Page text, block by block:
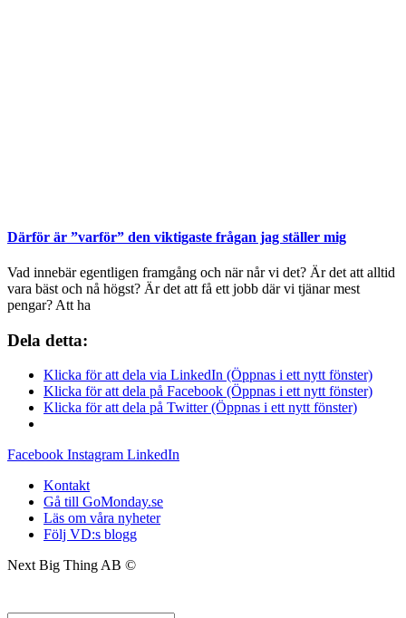
Därför är ”varför” den viktigaste frågan jag ställer mig
Vad innebär egentligen framgång och när når vi det? Är det att alltid
vara bäst och nå högst? Är det att få ett jobb där vi tjänar mest
pengar? Att ha
Dela detta:
Klicka för att dela via LinkedIn (Öppnas i ett nytt fönster)
Klicka för att dela på Facebook (Öppnas i ett nytt fönster)
Klicka för att dela på Twitter (Öppnas i ett nytt fönster)
Facebook Instagram LinkedIn
Kontakt
Gå till GoMonday.se
Läs om våra nyheter
Följ VD:s blogg
Next Big Thing AB ©